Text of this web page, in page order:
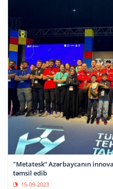
"Metatesk” Azərbaycanın
təmsil edib
15-09-2023